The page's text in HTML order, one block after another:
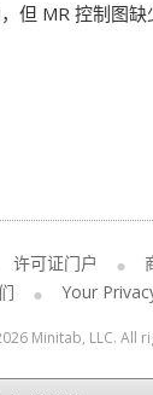
但 MR 控制图
许可证门户
Your
Minitab, LLC. All